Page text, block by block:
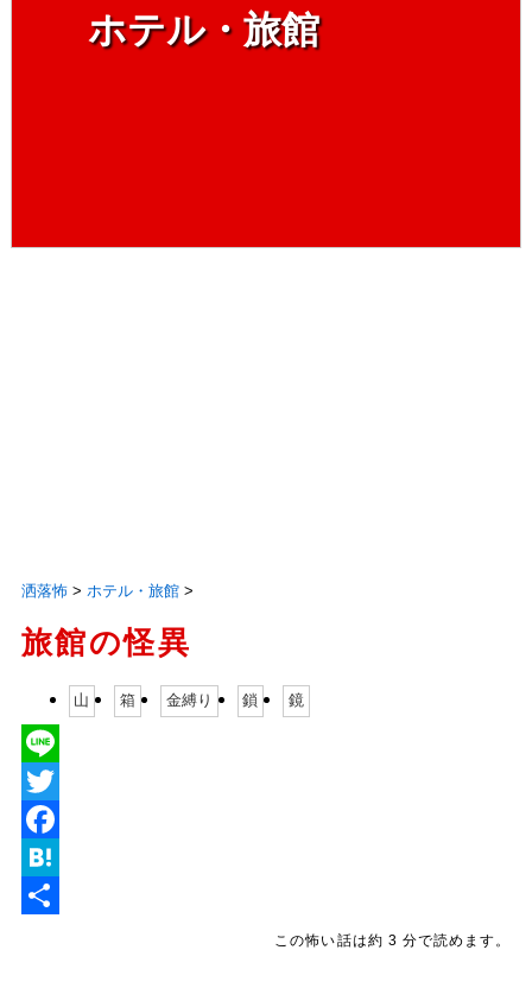
ホテル・旅館
洒落怖> ホテル・旅館>
旅館の怪異
山 箱 金縛り 鎖 鏡
L
e
T
w
aH
この怖い話は約 3 分で読めます。